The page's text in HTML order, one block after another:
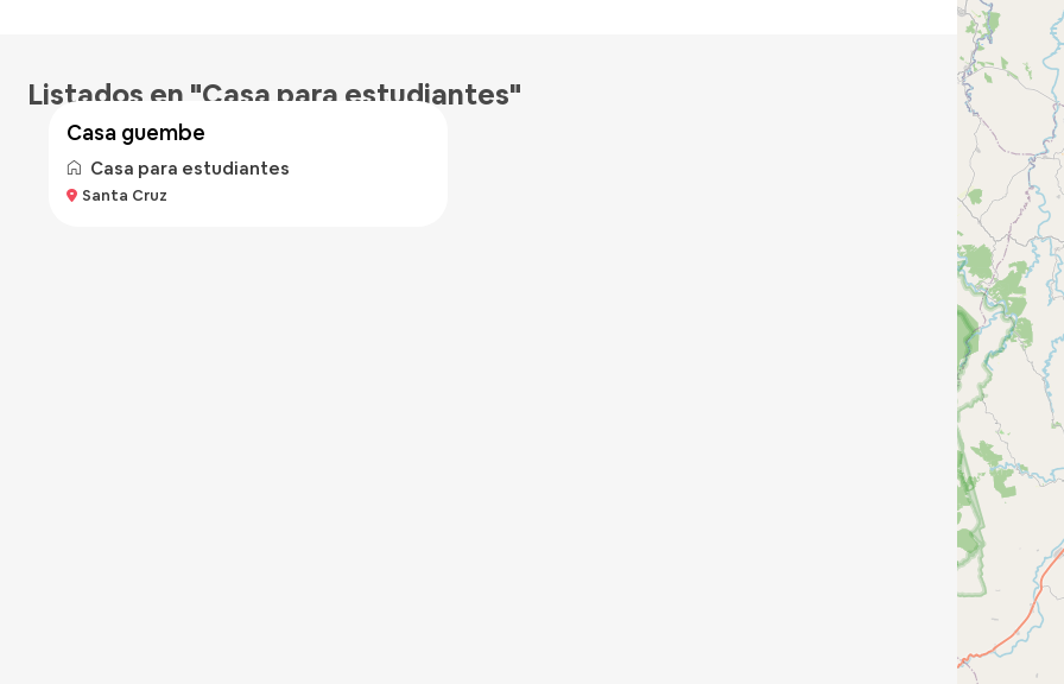
Listados en "Casa para estudiantes"
casa guembe
Casa para estudiantes
Santa Cruz